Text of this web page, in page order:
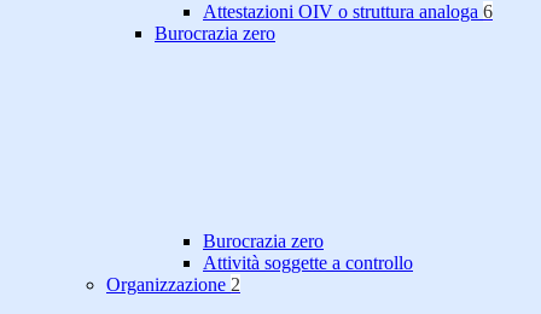
Attestazioni OIV o struttura analoga 6
Burocrazia zero
Burocrazia zero
Attività soggette a controllo
Organizzazione 2